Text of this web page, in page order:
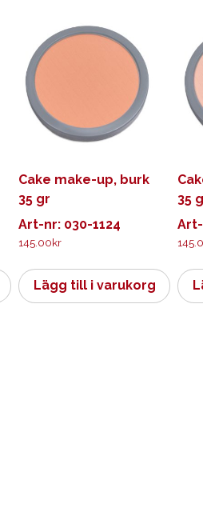
Cake make-up, burk
35 gr
Art-nr: 030-1124
145.00kr
Lägg till i varukorg
35